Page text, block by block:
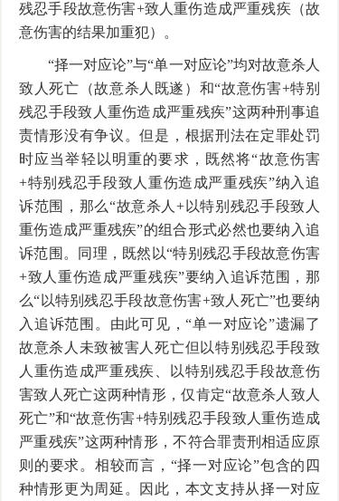
残忍手段故意伤害+致人重伤造成严重残疾（故
意伤害的结果加重犯）。
“择一对应论”与“单一对应论”均对故意杀人
致人死亡（故意杀人既遂）和“故意伤害+特别
残忍手段致人重伤造成严重残疾”这两种刑事追
责情形没有争议。但是，根据刑法在定罪处罚
时应当举轻以明重的要求，既然将“故意伤害
+特别残忍手段致人重伤造成严重残疾”纳入追
诉范围，那么“故意杀人+以特别残忍手段致人
重伤造成严重残疾”的组合形式必然也要纳入追
诉范围。同理，既然以“特别残忍手段故意伤害
+致人重伤造成严重残疾”要纳入追诉范围，那
么“以特别残忍手段故意伤害+致人死亡”也要纳
入追诉范围。由此可见，“单一对应论”遗漏了
故意杀人未致被害人死亡但以特别残忍手段致
人重伤造成严重残疾、以特别残忍手段故意伤
害致人死亡这两种情形，仅肯定“故意杀人致人
死亡”和“故意伤害+特别残忍手段致人重伤造成
严重残疾”这两种情形，不符合罪责刑相适应原
则的要求。相较而言，“择一对应论”包含的四
种情形更为周延。因此，本文支持从择一对应